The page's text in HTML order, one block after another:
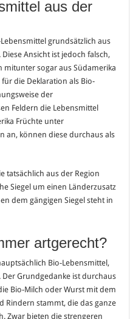
aus der
grundsätzlich aus
Ansicht ist jedoch falsch,
sogar aus Südamerika
die Deklaration als Bio-
der
Feldern die Lebensmittel
Früchte unter
an, können diese durchaus als
tatsächlich aus der Region
Siegel um einen Länderzusatz
dem gängigen Siegel steht in
artgerecht?
Bio-Lebensmittel,
Grundgedanke ist durchaus
Bio-Milch oder Wurst mit dem
Rindern stammt, die das ganze
Zwar bieten die strengeren